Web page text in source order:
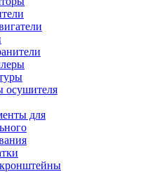
осушителя
для